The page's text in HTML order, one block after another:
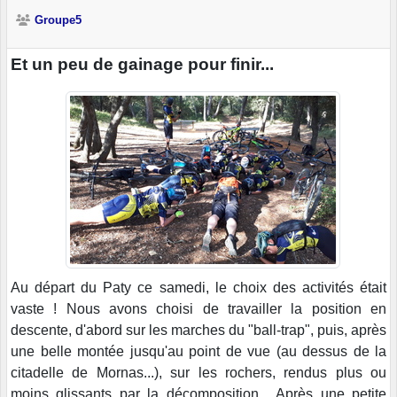
Groupe5
Et un peu de gainage pour finir...
Au départ du Paty ce samedi, le choix des activités était
vaste ! Nous avons choisi de travailler la position en
descente, d'abord sur les marches du "ball-trap", puis, après
une belle montée jusqu'au point de vue (au dessus de la
citadelle de Mornas...), sur les rochers, rendus plus ou